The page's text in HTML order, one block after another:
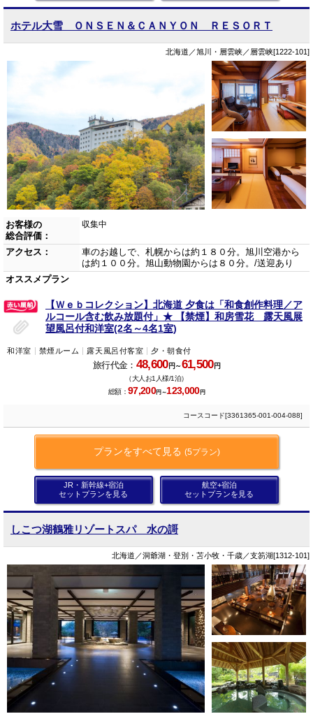
ホテル大雪 ＯＮＳＥＮ＆ＣＡＮＹＯＮ ＲＥＳＯＲＴ
北海道／旭川・層雲峡／層雲峡[1222-101]
お客様の
総合評価：
収集中
アクセス：
車のお越しで、札幌からは約１８０分。旭川空港から
は約１００分。旭山動物園からは８０分。/送迎あり
オススメプラン
【Ｗｅｂコレクション】北海道 夕食は「和食創作料理／ア
ルコール含む飲み放題付」★ 【禁煙】和房雪花 露天風展
望風呂付和洋室(2名～4名1室)
和洋室 禁煙ルーム 露天風呂付客室 夕・朝食付
旅行代金： 48,600円～61,500円
（大人お1人様/1泊）
総額：97,200円～123,000円
コースコード[3361365-001-004-088]
プランをすべて見る (5プラン)
JR・新幹線+宿泊
セットプランを見る
航空+宿泊
セットプランを見る
しこつ湖鶴雅リゾートスパ 水の謌
北海道／洞爺湖・登別・苫小牧・千歳／支笏湖[1312-101]